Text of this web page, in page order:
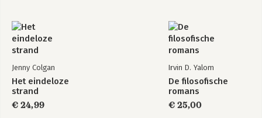
Jenny Colgan
Het eindeloze
strand
€ 24,99
Irvin D. Yalom
De filosofische
romans
€ 25,00